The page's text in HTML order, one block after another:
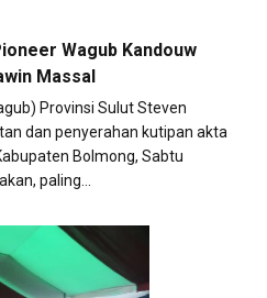
Wagub Kandouw
Massal
Provinsi Sulut Steven
dan penyerahan kutipan akta
Bolmong, Sabtu
paling…